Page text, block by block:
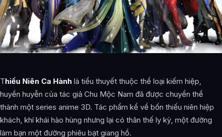
Thiếu Niên Ca Hành là tiểu thuyết thuộc thể loại kiếm hiệp,
huyền huyễn của tác giả Chu Mộc Nam đã được chuyển thể
thành một series anime 3D. Tác phẩm kể về bốn thiếu niên hiệp
khách, khí khái hào hùng nhưng lại có thân thế ly kỳ, một đường
làm bạn một đường phiêu bạt giang hồ.